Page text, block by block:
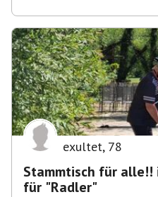
exultet, 78
Stammtisch für alle!! im Biergarten auch
für "Radler"